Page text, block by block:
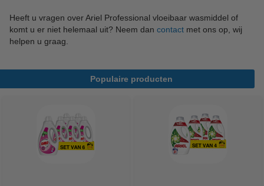
Heeft u vragen over Ariel Professional vloeibaar wasmiddel of
komt u er niet helemaal uit? Neem dan contact met ons op, wij
helpen u graag.
Populaire producten